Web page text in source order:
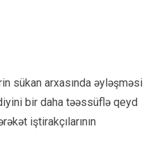
sükan arxasında əyləşməsi
bir daha təəssüflə qeyd
iştirakçılarının